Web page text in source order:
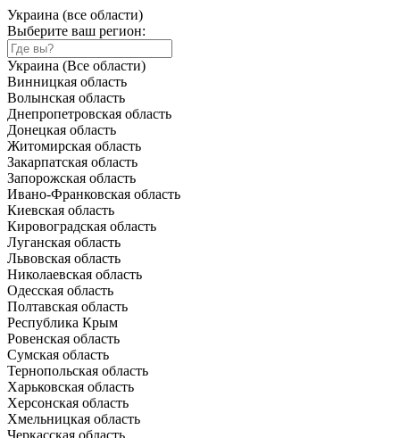
Украина (все области)
Выберите ваш регион:
Украина (Все области)
Винницкая область
Волынская область
Днепропетровская область
Донецкая область
Житомирская область
Закарпатская область
Запорожская область
Ивано-Франковская область
Киевская область
Кировоградская область
Луганская область
Львовская область
Николаевская область
Одесская область
Полтавская область
Республика Крым
Ровенская область
Сумская область
Тернопольская область
Харьковская область
Херсонская область
Хмельницкая область
Черкасская область